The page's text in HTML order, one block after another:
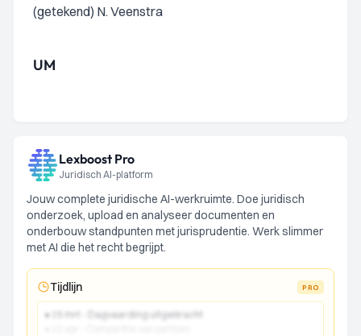
(getekend) N. Veenstra
UM
Lexboost Pro
Juridisch AI-platform
Jouw complete juridische AI-werkruimte. Doe juridisch
onderzoek, upload en analyseer documenten en
onderbouw standpunten met jurisprudentie. Werk slimmer
met AI die het recht begrijpt.
Tijdlijn PRO
● 15 mrt - Dagvaarding uitgebracht